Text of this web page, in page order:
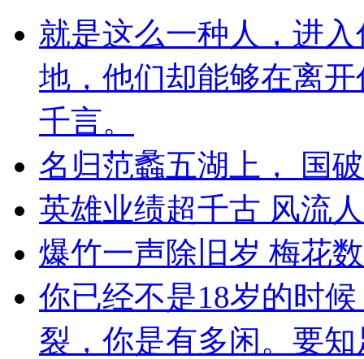
就是这么一种人，进
地，他们却能够在离
千言。
名归范蠡五湖上， 国
英雄业绩超千古 风流
爆竹一声除旧岁 梅花
你已经不是18岁的时
裂，你是有多闲。要